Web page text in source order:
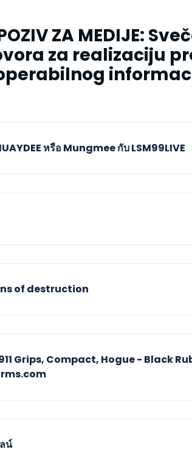
ZA MEDIJE:
za realizaciju
หรือ Mungmee กับ LSM99LIVE
of destruction
Grips, Compact, Hogue - Black
น์